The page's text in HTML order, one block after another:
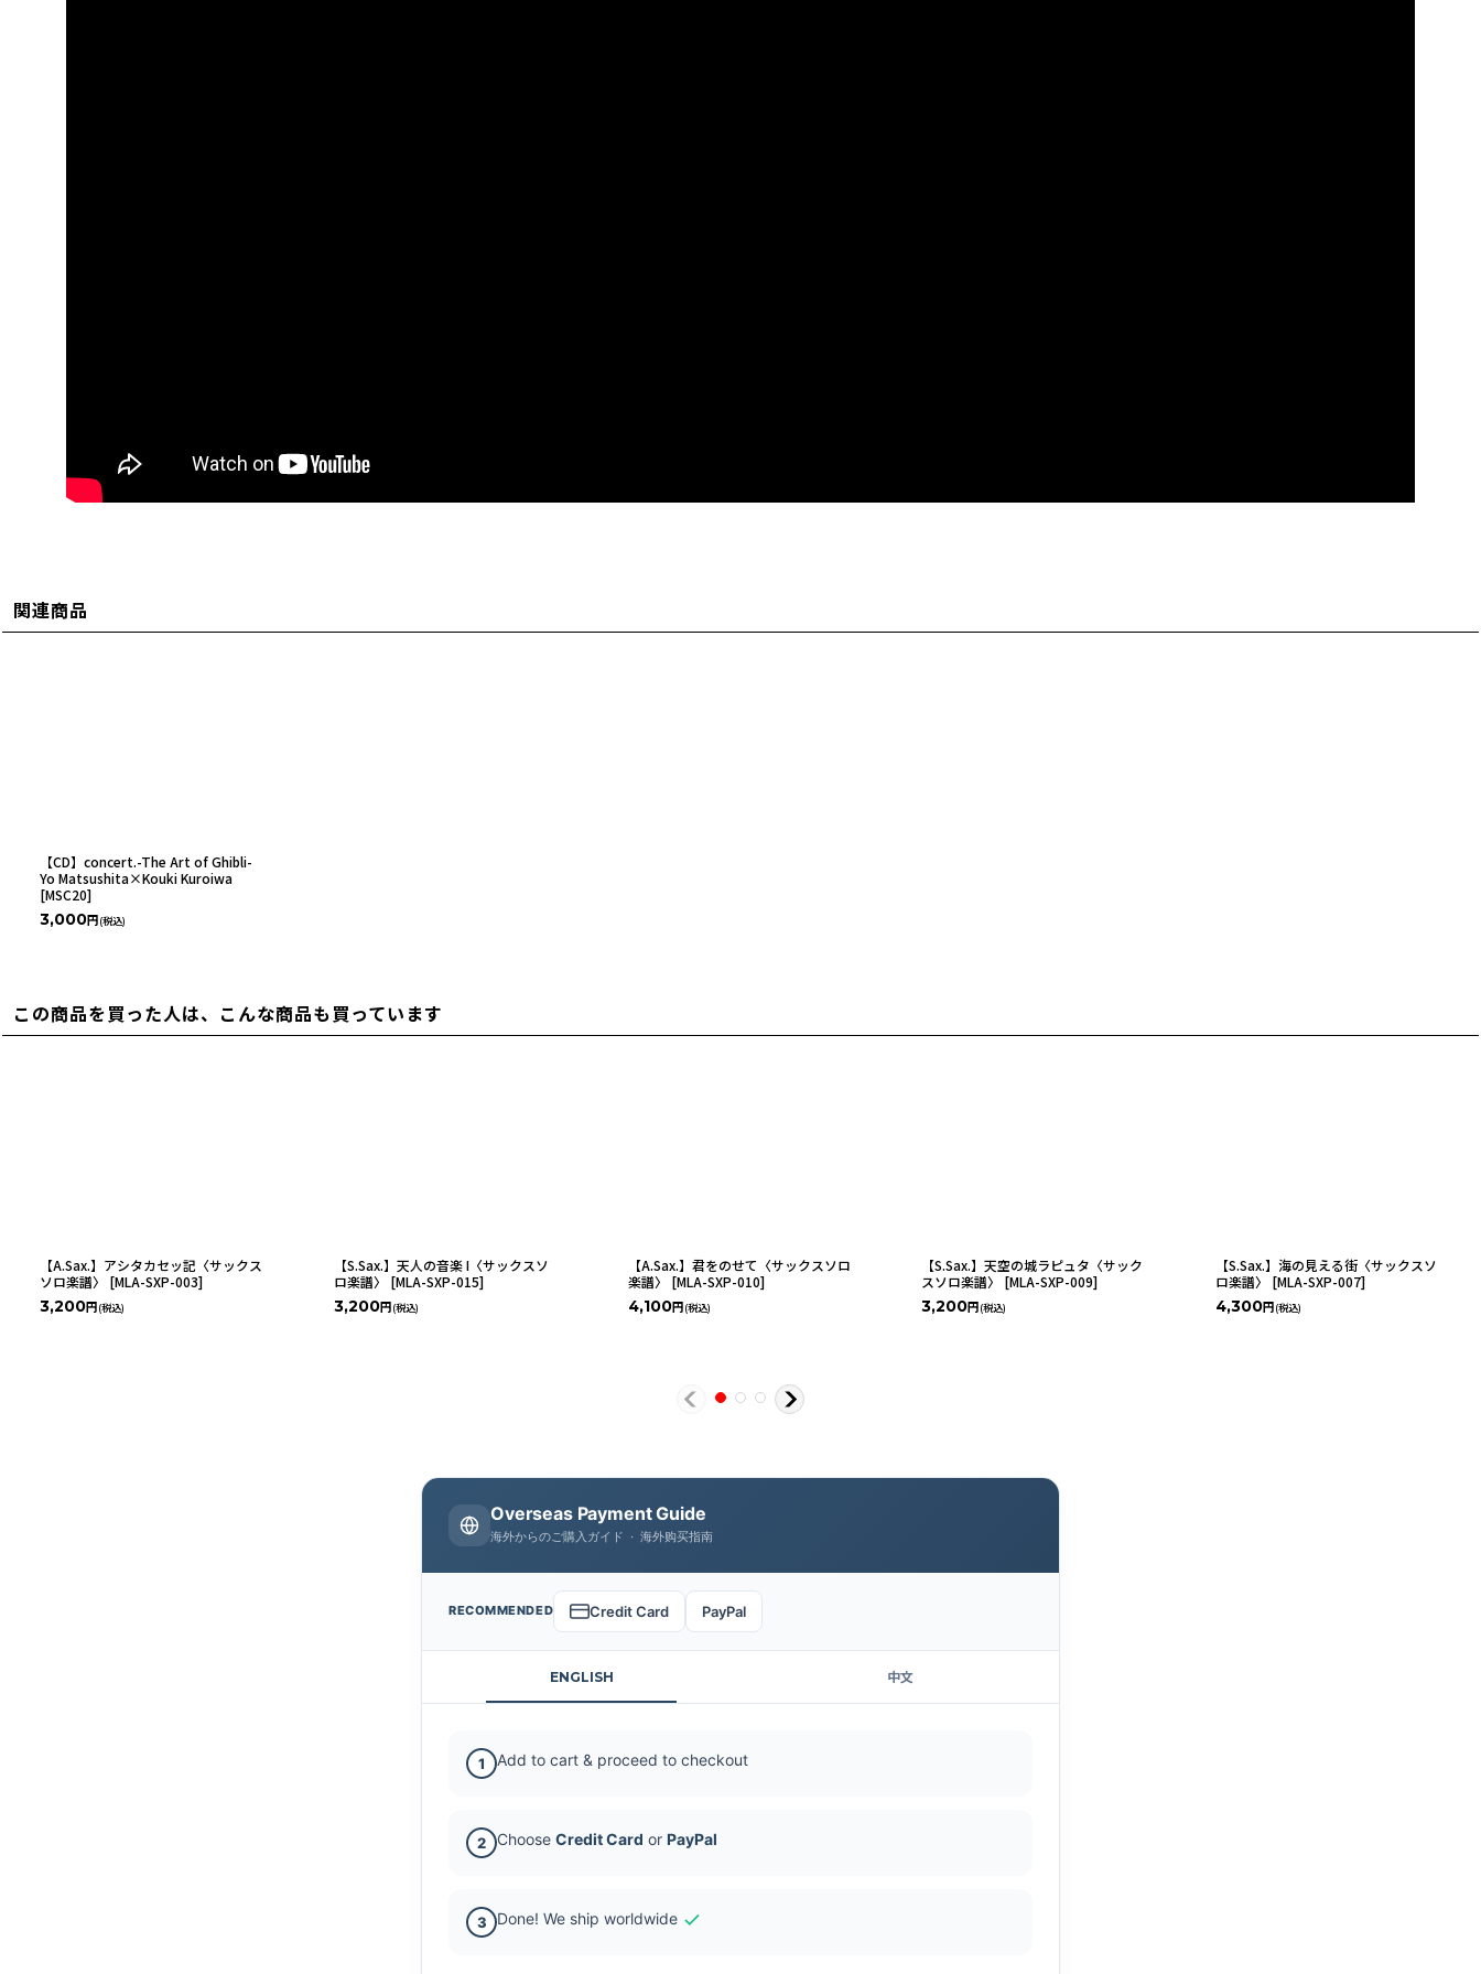
関連商品
【CD】concert.-The Art of Ghibli-
Yo Matsushita×Kouki Kuroiwa
[MSC20]
3,000円 (税込)
この商品を買った人は、こんな商品も買っています
【A.Sax.】アシタカセッ記〈サックス
ソロ楽譜〉
[MLA-SXP-003]
3,200円 (税込)
【S.Sax.】天人の音楽 I〈サックスソ
ロ楽譜〉
[MLA-SXP-015]
3,200円 (税込)
【A.Sax.】君をのせて〈サックスソロ
楽譜〉
[MLA-SXP-010]
4,100円 (税込)
【S.Sax.】天空の城ラピュタ〈サック
スソロ楽譜〉
[MLA-SXP-009]
3,200円 (税込)
【S.Sax.】海の見える街〈サックスソ
ロ楽譜〉
[MLA-SXP-007]
4,300円 (税込)
Overseas Payment Guide
海外からのご購入ガイド · 海外购买指南
RECOMMENDED Credit Card PayPal
ENGLISH 中文
1 Add to cart & proceed to checkout
2 Choose Credit Card or PayPal
3 Done! We ship worldwide